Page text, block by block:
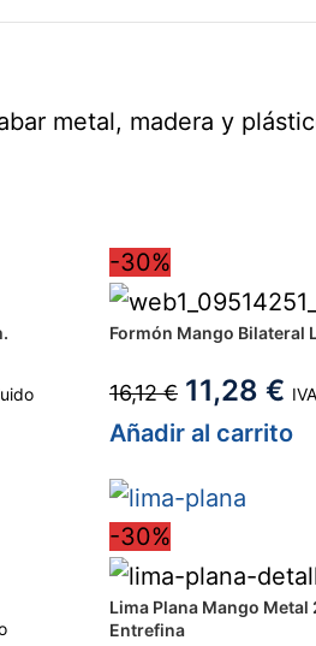
metal, madera y
-30%
Formón Mango Bilateral
16,12€ 11,28 €
Añadir al carrito
-30%
Lima Plana Mango
Entrefina